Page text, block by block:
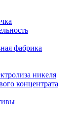
фабрика
никеля
концентрата